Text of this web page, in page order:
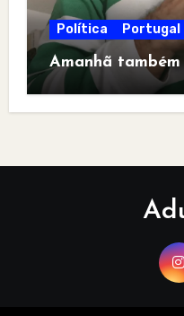
Política Portugal
Amanhã